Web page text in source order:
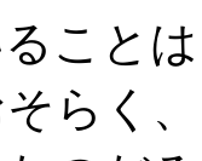
ること
らく